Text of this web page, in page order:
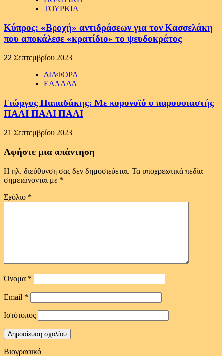
ΤΟΥΡΚΙΑ
Κύπρος: «Βροχή» αντιδράσεων για τον Κασσελάκη
που αποκάλεσε «κρατίδιο» το ψευδοκράτος
22 Σεπτεμβρίου 2023
ΔΙΑΦΟΡΑ
ΕΛΛΑΔΑ
Γιώργος Παπαδάκης: Με κορονοϊό ο παρουσιαστής
ΠΑΛΙ ΠΑΛΙ ΠΑΛΙ
21 Σεπτεμβρίου 2023
Αφήστε μια απάντηση
Η ηλ. διεύθυνση σας δεν δημοσιεύεται. Τα υποχρεωτικά πεδία
σημειώνονται με *
Σχόλιο *
Όνομα *
Email *
Ιστότοπος
Βιογραφικό